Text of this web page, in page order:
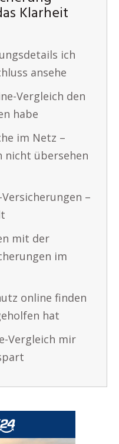
Klarheit
ich
ansehe
Vergleich den
habe
im Netz –
nicht übersehen
–
mit der
im
online finden
hat
Vergleich mir